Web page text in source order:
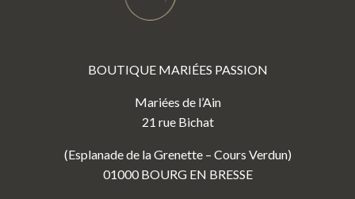
BOUTIQUE MARIÉES PASSION
Mariées de l’Ain
21 rue Bichat
(Esplanade de la Grenette – Cours Verdun)
01000 BOURG EN BRESSE